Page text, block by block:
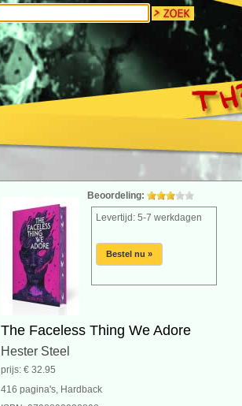
Beoordeling:
Levertijd: 5-7 werkdagen
Bestel nu »
The Faceless Thing We Adore
Hester Steel
prijs: € 32.95
416 pagina's, Hardback